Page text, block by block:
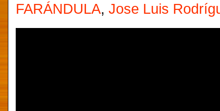
FARÁNDULA, Jose Luis